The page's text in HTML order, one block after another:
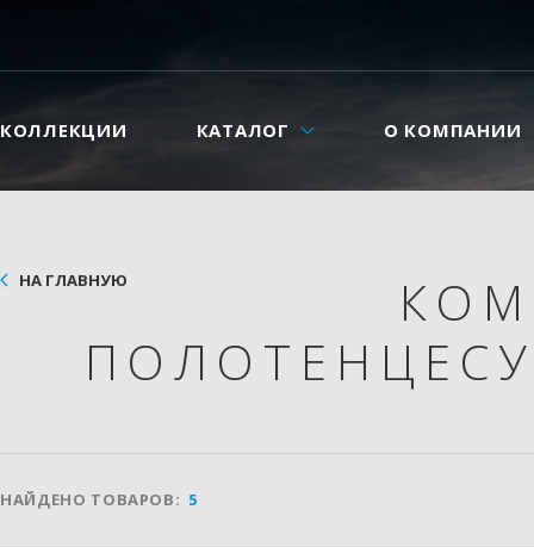
КОЛЛЕКЦИИ КАТАЛОГ О КОМПАНИИ
НА ГЛАВНУЮ
НАЙДЕНО ТОВАРОВ: 5